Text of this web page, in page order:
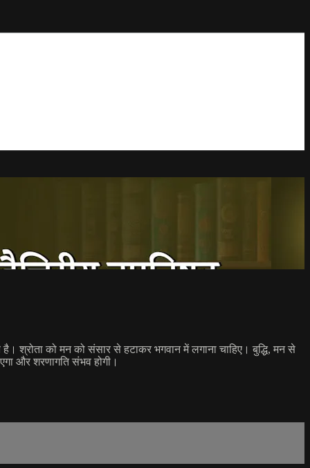
श्रोता को मन को संसार से हटाकर भगवान में लगाना चाहिए। बुद्धि, मन से
और शरणागति संभव होगी।